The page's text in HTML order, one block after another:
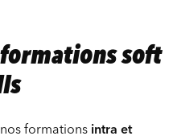
formations soft
formations intra et